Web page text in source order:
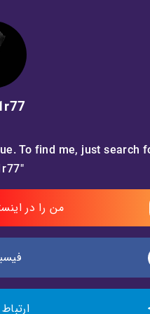
To find me, just search
من را در